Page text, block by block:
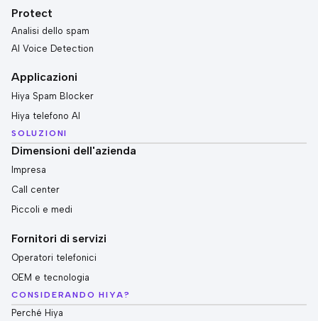
Protect
Analisi dello spam
AI Voice Detection
Applicazioni
Hiya Spam Blocker
Hiya telefono AI
SOLUZIONI
Dimensioni dell'azienda
Impresa
Call center
Piccoli e medi
Fornitori di servizi
Operatori telefonici
OEM e tecnologia
CONSIDERANDO HIYA?
Perché Hiya